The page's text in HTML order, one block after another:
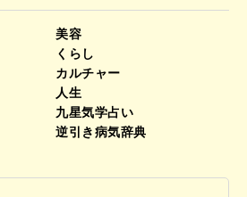
美容
くらし
カルチャー
人生
九星気学占い
逆引き病気辞典